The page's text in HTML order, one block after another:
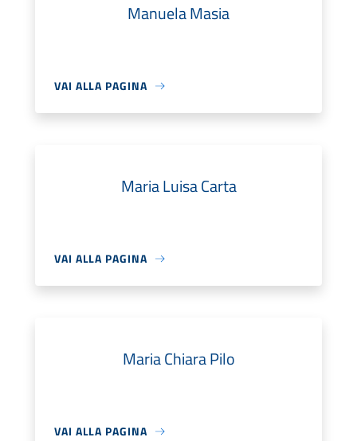
Manuela Masia
VAI ALLA PAGINA
Maria Luisa Carta
VAI ALLA PAGINA
Maria Chiara Pilo
VAI ALLA PAGINA